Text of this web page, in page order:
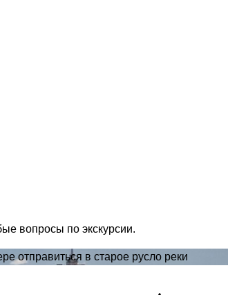
вопросы по экскурсии.
отправиться в старое русло реки